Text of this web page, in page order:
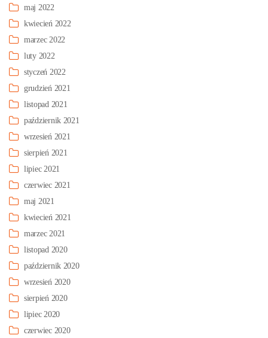
maj 2022
kwiecień 2022
marzec 2022
luty 2022
styczeń 2022
grudzień 2021
listopad 2021
październik 2021
wrzesień 2021
sierpień 2021
lipiec 2021
czerwiec 2021
maj 2021
kwiecień 2021
marzec 2021
listopad 2020
październik 2020
wrzesień 2020
sierpień 2020
lipiec 2020
czerwiec 2020